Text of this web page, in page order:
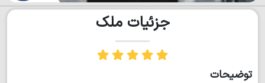
جزئیات ملک
توضیحات